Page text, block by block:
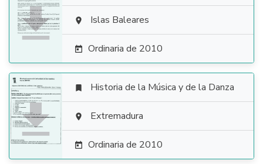
  Islas Baleares
 Ordinaria de 2010

 Historia de la Música y de la Danza
 Extremadura
 Ordinaria de 2010